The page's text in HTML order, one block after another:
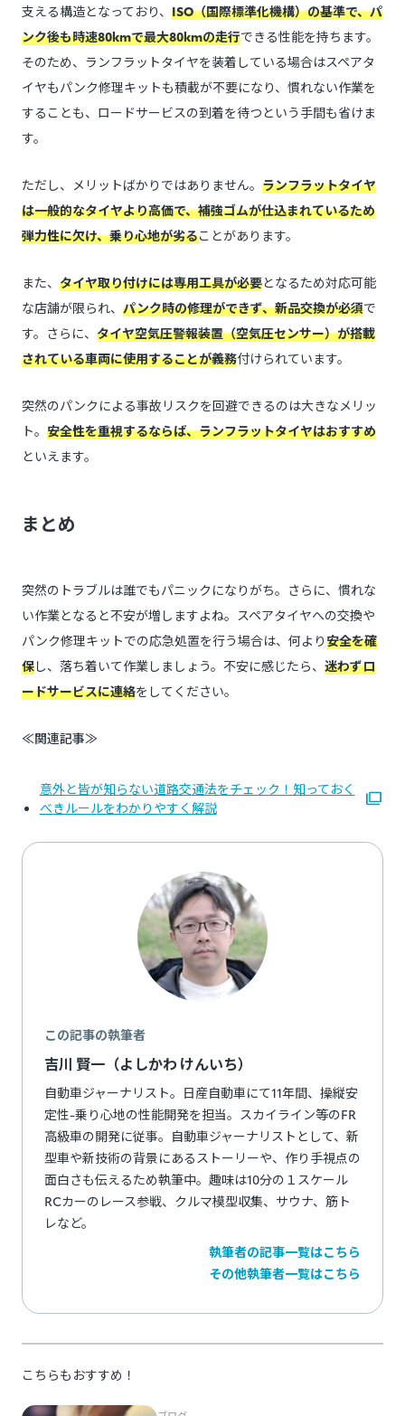
支える構造となっており、 ISO（国際標準化機構）の基準で、パ
ンク後も時速80kmで最大80kmの走行できる性能を持ちます。
そのため、ランフラットタイヤを装着している場合はスペアタ
イヤもパンク修理キットも積載が不要になり、慣れない作業を
することも、ロードサービスの到着を待つという手間も省けま
す。
ただし、メリットばかりではありません。 ランフラットタイヤ
は一般的なタイヤより高価で、補強ゴムが仕込まれているため
弾力性に欠け、乗り心地が劣ることがあります。
また、 タイヤ取り付けには専用工具が必要となるため対応可能
な店舗が限られ、 パンク時の修理ができず、新品交換が必須で
す。さらに、 タイヤ空気圧警報装置（空気圧センサー）が搭載
されている車両に使用することが義務付けられています。
突然のパンクによる事故リスクを回避できるのは大きなメリッ
ト。 安全性を重視するならば、ランフラットタイヤはおすすめ
といえます。
まとめ
突然のトラブルは誰でもパニックになりがち。さらに、慣れな
い作業となると不安が増しますよね。スペアタイヤへの交換や
パンク修理キットでの応急処置を行う場合は、何より安全を確
保し、落ち着いて作業しましょう。不安に感じたら、 迷わずロ
ードサービスに連絡をしてください。
≪関連記事≫
意外と皆が知らない道路交通法をチェック！知っておく
べきルールをわかりやすく解説
この記事の執筆者
吉川 賢一（よしかわ けんいち）
自動車ジャーナリスト。日産自動車にて11年間、操縦安
定性-乗り心地の性能開発を担当。スカイライン等のFR
高級車の開発に従事。自動車ジャーナリストとして、新
型車や新技術の背景にあるストーリーや、作り手視点の
面白さも伝えるため執筆中。趣味は10分の１スケール
RCカーのレース参戦、クルマ模型収集、サウナ、筋ト
レなど。
執筆者の記事一覧はこちら
その他執筆者一覧はこちら